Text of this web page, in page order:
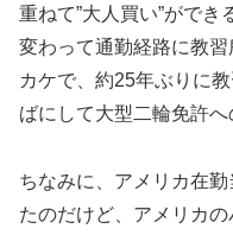
重ねて”大人買い”がで
変わって通勤経路に教
カケで、約25年ぶりに
ばにして大型二輪免許へ
ちなみに、アメリカ在勤
たのだけど、アメリカ